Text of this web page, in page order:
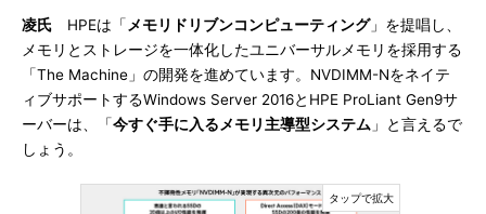
凌氏 HPEは「 メモリドリブンコンピューティング」を提唱し、
メモリとストレージを一体化したユニバーサルメモリを採用する
「The Machine」の開発を進めています。NVDIMM-Nをネイテ
ィブサポートするWindows Server 2016とHPE ProLiant Gen9サ
ーバーは、「今すぐ手に入るメモリ主導型システム 」と言えるで
しょう。